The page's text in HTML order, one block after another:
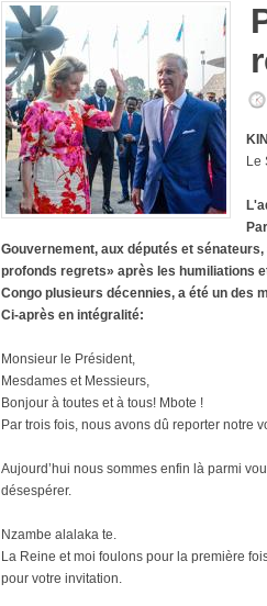
Le
Gouvernement, aux députés et
profonds regrets» après les humiliations
Congo plusieurs décennies, a été un des
Ci-après en intégralité:
Monsieur le Président,
Mesdames et Messieurs,
Bonjour à toutes et à tous! Mbote !
Par trois fois, nous avons dû reporter notre
Aujourd’hui nous sommes enfin là parmi
désespérer.
Nzambe alalaka te.
La Reine et moi foulons pour la première
pour votre invitation.